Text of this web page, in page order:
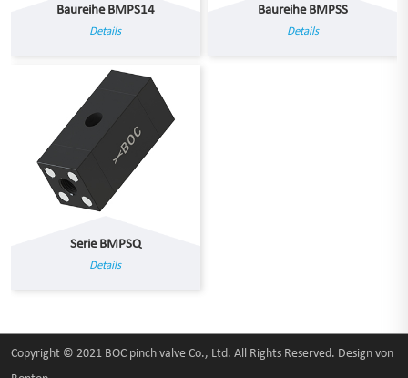
Baureihe BMPS14
Details
Baureihe BMPSS
Details
Serie BMPSQ
Details
Copyright © 2021 BOC pinch valve Co., Ltd. All Rights Reserved. Design von